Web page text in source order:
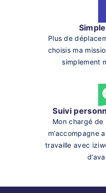
Plus de
choisis ma
simplement
Suivi
Mon chargé
m’accompagne
travaille avec